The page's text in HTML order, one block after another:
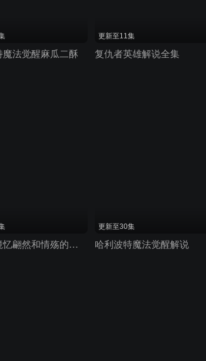
魔法觉醒麻瓜二酥
更新至11集
复仇者英雄解说全集
双影奇境忆翩然和情殇的冒险之旅
更新至30集
哈利波特魔法觉醒解说